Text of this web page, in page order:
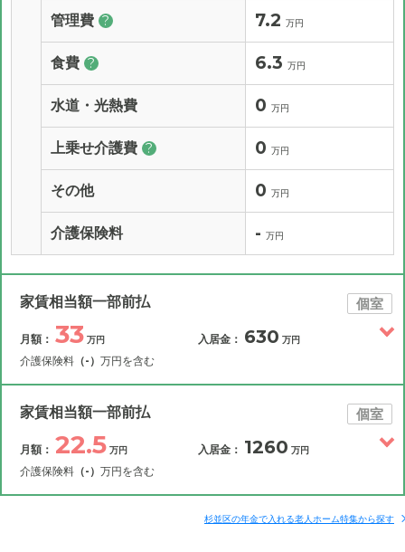
管理費 ? 7.2 万円
食費 ? 6.3 万円
水道・光熱費 0 万円
上乗せ介護費 ? 0 万円
その他 0 万円
介護保険料 - 万円
家賃相当額一部前払 個室
月額： 33 万円
介護保険料 （-） 万円を含む
入居金： 630 万円
月額費用 33
家賃相当額一部前払 個室
月額： 22.5 万円
介護保険料 （-） 万円を含む
入居金： 1260 万円
補足情報
杉並区の年金で入れる老人ホーム特集から探す